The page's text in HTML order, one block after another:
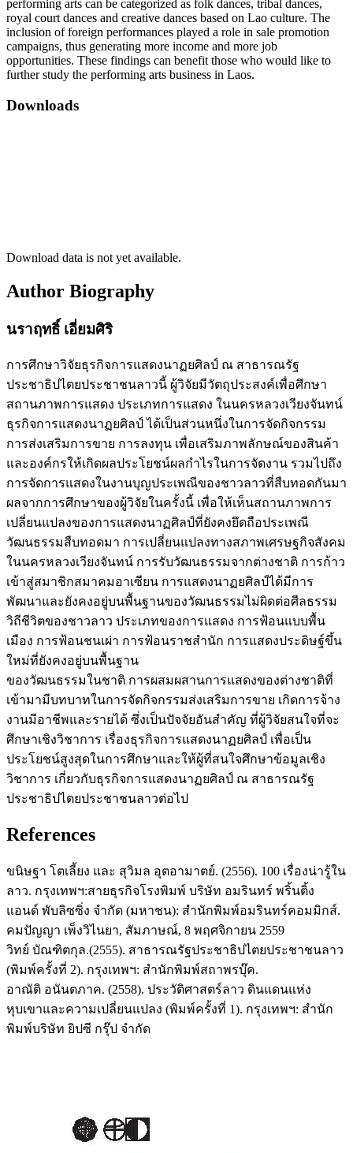
performing arts can be categorized as folk dances, tribal dances,
royal court dances and creative dances based on Lao culture. The
inclusion of foreign performances played a role in sale promotion
campaigns, thus generating more income and more job
opportunities. These findings can benefit those who would like to
further study the performing arts business in Laos.
Downloads
Download data is not yet available.
Author Biography
นราฤทธิ์ เอี่ยมศิริ
การศึกษาวิจัยธุรกิจการแสดงนาฏยศิลป์ ณ สาธารณรัฐ
ประชาธิปไตยประชาชนลาวนี้ ผู้วิจัยมีวัตถุประสงค์เพื่อศึกษา
สถานภาพการแสดง ประเภทการแสดง ในนครหลวงเวียงจันทน์
ธุรกิจการแสดงนาฏยศิลป์ ได้เป็นส่วนหนึ่งในการจัดกิจกรรม
การส่งเสริมการขาย การลงทุน เพื่อเสริมภาพลักษณ์ของสินค้า
และองค์กรให้เกิดผลประโยชน์ผลกำไรในการจัดงาน รวมไปถึง
การจัดการแสดงในงานบุญประเพณีของชาวลาวที่สืบทอดกันมา
ผลจากการศึกษาของผู้วิจัยในครั้งนี้ เพื่อให้เห็นสถานภาพการ
เปลี่ยนแปลงของการแสดงนาฏศิลป์ที่ยังคงยึดถือประเพณี
วัฒนธรรมสืบทอดมา การเปลี่ยนแปลงทางสภาพเศรษฐกิจสังคม
ในนครหลวงเวียงจันทน์ การรับวัฒนธรรมจากต่างชาติ การก้าว
เข้าสู่สมาชิกสมาคมอาเซียน การแสดงนาฏยศิลป์ได้มีการ
พัฒนาและยังคงอยู่บนพื้นฐานของวัฒนธรรมไม่ผิดต่อศีลธรรม
วิถีชีวิตของชาวลาว ประเภทของการแสดง การฟ้อนแบบพื้น
เมือง การฟ้อนชนเผ่า การฟ้อนราชสำนัก การแสดงประดิษฐ์ขึ้น
ใหม่ที่ยังคงอยู่บนพื้นฐาน
ของวัฒนธรรมในชาติ การผสมผสานการแสดงของต่างชาติที่
เข้ามามีบทบาทในการจัดกิจกรรมส่งเสริมการขาย เกิดการจ้าง
งานมีอาชีพและรายได้ ซึ่งเป็นปัจจัยอันสำคัญ ที่ผู้วิจัยสนใจที่จะ
ศึกษาเชิงวิชาการ เรื่องธุรกิจการแสดงนาฏยศิลป์ เพื่อเป็น
ประโยชน์สูงสุดในการศึกษาและให้ผู้ที่สนใจศึกษาข้อมูลเชิง
วิชาการ เกี่ยวกับธุรกิจการแสดงนาฏยศิลป์ ณ สาธารณรัฐ
ประชาธิปไตยประชาชนลาวต่อไป
References
ขนิษฐา โตเลี้ยง และ สุวิมล อุตอามาตย์. (2556). 100 เรื่องน่ารู้ใน
ลาว. กรุงเทพฯ:สายธุรกิจโรงพิมพ์ บริษัท อมรินทร์ พริ้นติ้ง
แอนด์ พับลิซซิ่ง จำกัด (มหาชน): สำนักพิมพ์อมรินทร์คอมมิกส์.
คมปัญญา เพ็งวิไนยา, สัมภาษณ์, 8 พฤศจิกายน 2559
วิทย์ บัณฑิตกุล.(2555). สาธารณรัฐประชาธิปไตยประชาชนลาว
(พิมพ์ครั้งที่ 2). กรุงเทพฯ: สำนักพิมพ์สถาพรบุ๊ค.
อาณัติ อนันตภาค. (2558). ประวัติศาสตร์ลาว ดินแดนแห่ง
หุบเขาและความเปลี่ยนแปลง (พิมพ์ครั้งที่ 1). กรุงเทพฯ: สำนัก
พิมพ์บริษัท ยิปซี กรุ๊ป จำกัด